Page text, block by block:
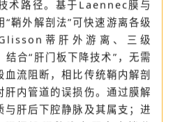
露和精准控制肝脏流入道
肝静脉），为精准肝切除提
术路径。基于Laennec膜与
鞘外解剖法”可快速游离各级
蒂肝外游离、三级
合“肝门板下降技术”，无需
流阻断，相比传统鞘内解剖